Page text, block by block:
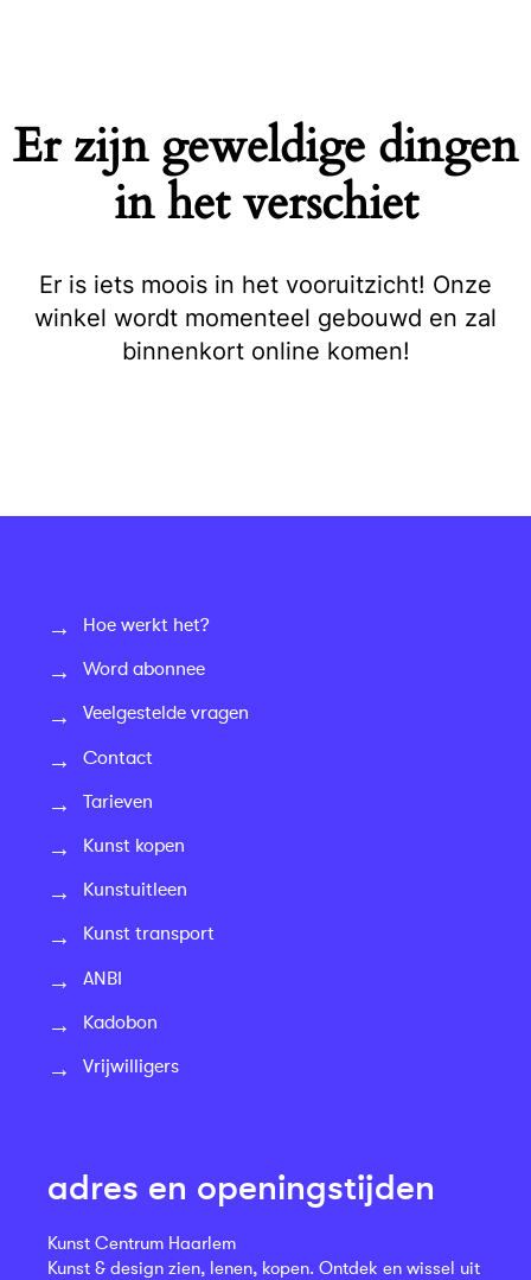
Er zijn geweldige dingen
in het verschiet
Er is iets moois in het vooruitzicht! Onze
winkel wordt momenteel gebouwd en zal
binnenkort online komen!
Hoe werkt het?
Word abonnee
Veelgestelde vragen
Contact
Tarieven
Kunst kopen
Kunstuitleen
Kunst transport
ANBI
Kadobon
Vrijwilligers
adres en openingstijden
Kunst Centrum Haarlem
Kunst & design zien, lenen, kopen. Ontdek en wissel uit